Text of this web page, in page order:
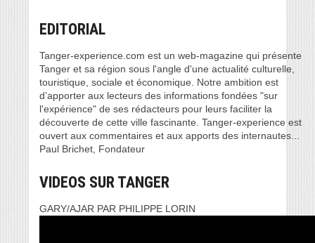
EDITORIAL
Tanger-experience.com est un web-magazine qui présente
Tanger et sa région sous l'angle d'une actualité culturelle,
touristique, sociale et économique. Notre ambition est
d’apporter aux lecteurs des informations fondées "sur
l'expérience" de ses rédacteurs pour leurs faciliter la
découverte de cette ville fascinante. Tanger-experience est
ouvert aux commentaires et aux apports des internautes...
Paul Brichet, Fondateur
VIDEOS SUR TANGER
GARY/AJAR PAR PHILIPPE LORIN